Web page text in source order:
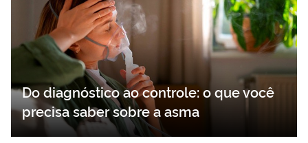
Do diagnóstico ao controle: o que você
precisa saber sobre a asma